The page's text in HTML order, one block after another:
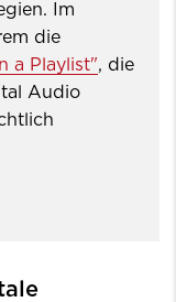
Im
die
a Playlist", die
Audio